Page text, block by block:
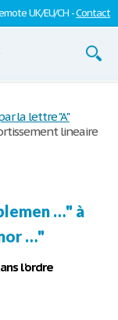
UK/EU/CH -Contact
la lettre "A"
lineaire
…" à
…"
l'ordre